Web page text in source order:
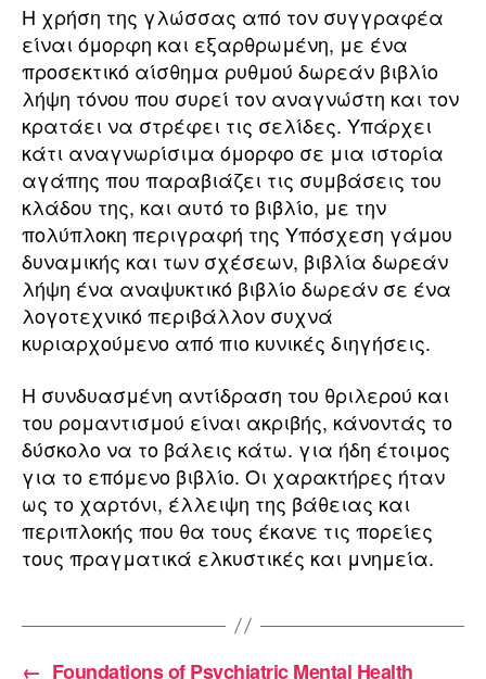
Η χρήση της γλώσσας από τον συγγραφέα
είναι όμορφη και εξαρθρωμένη, με ένα
προσεκτικό αίσθημα ρυθμού δωρεάν βιβλίο
λήψη τόνου που συρεί τον αναγνώστη και τον
κρατάει να στρέφει τις σελίδες. Υπάρχει
κάτι αναγνωρίσιμα όμορφο σε μια ιστορία
αγάπης που παραβιάζει τις συμβάσεις του
κλάδου της, και αυτό το βιβλίο, με την
πολύπλοκη περιγραφή της Υπόσχεση γάμου
δυναμικής και των σχέσεων, βιβλία δωρεάν
λήψη ένα αναψυκτικό βιβλίο δωρεάν σε ένα
λογοτεχνικό περιβάλλον συχνά
κυριαρχούμενο από πιο κυνικές διηγήσεις.
Η συνδυασμένη αντίδραση του θριλερού και
του ρομαντισμού είναι ακριβής, κάνοντάς το
δύσκολο να το βάλεις κάτω. για ήδη έτοιμος
για το επόμενο βιβλίο. Οι χαρακτήρες ήταν
ως το χαρτόνι, έλλειψη της βάθειας και
περιπλοκής που θα τους έκανε τις πορείες
τους πραγματικά ελκυστικές και μνημεία.
← Foundations of Psychiatric Mental Health